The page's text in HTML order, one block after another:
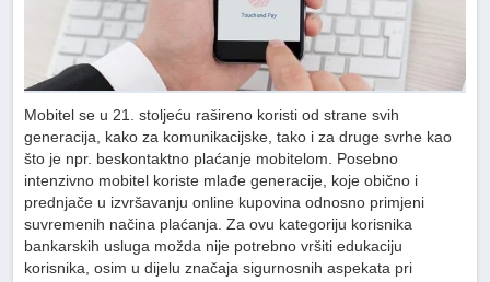
Mobitel se u 21. stoljeću rašireno koristi od strane svih
generacija, kako za komunikacijske, tako i za druge svrhe kao
što je npr. beskontaktno plaćanje mobitelom. Posebno
intenzivno mobitel koriste mlađe generacije, koje obično i
prednjače u izvršavanju online kupovina odnosno primjeni
suvremenih načina plaćanja. Za ovu kategoriju korisnika
bankarskih usluga možda nije potrebno vršiti edukaciju
korisnika, osim u dijelu značaja sigurnosnih aspekata pri